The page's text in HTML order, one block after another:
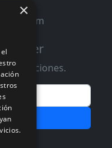
promociones.
×